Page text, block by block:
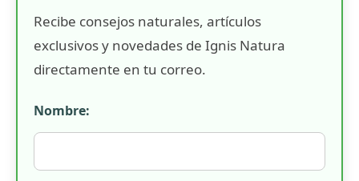
Recibe consejos naturales, artículos
exclusivos y novedades de Ignis Natura
directamente en tu correo.
Nombre: